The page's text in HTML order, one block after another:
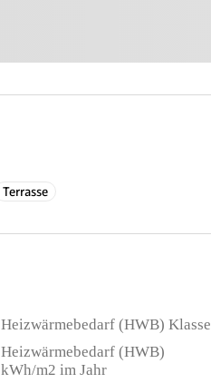
Terrasse
Heizwärmebedarf (HWB) Klasse
Heizwärmebedarf (HWB)
kWh/m2 im Jahr